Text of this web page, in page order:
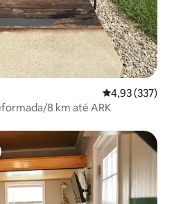
4,93 de uma
4,93 (337)
8 km até ARK